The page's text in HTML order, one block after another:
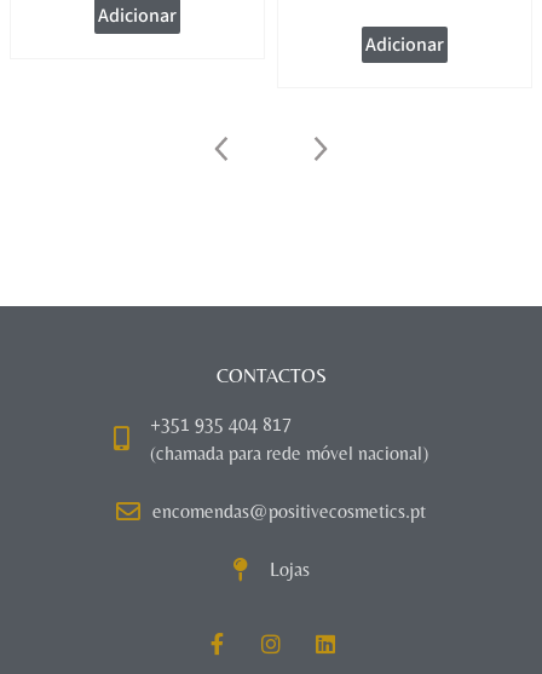
Adicionar
Adicionar
CONTACTOS
+351 935 404 817
(chamada para rede móvel nacional)
encomendas@positivecosmetics.pt
Lojas